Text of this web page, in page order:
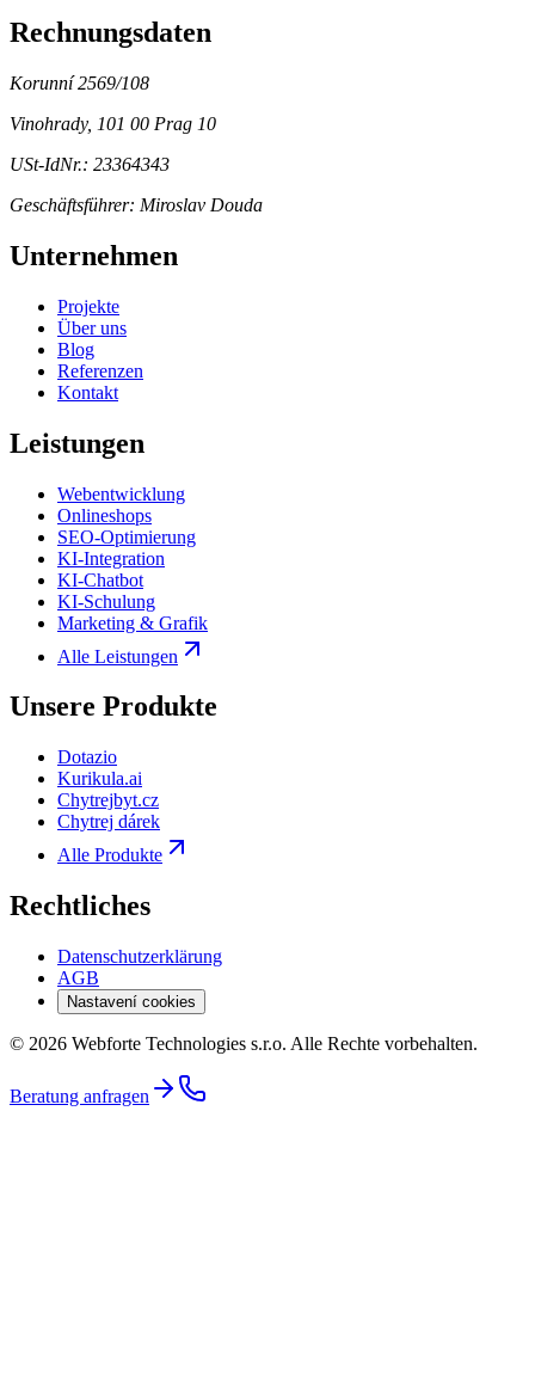
Rechnungsdaten
Korunní 2569/108
Vinohrady, 101 00 Prag 10
USt-IdNr.: 23364343
Geschäftsführer: Miroslav Douda
Unternehmen
Projekte
Über uns
Blog
Referenzen
Kontakt
Leistungen
Webentwicklung
Onlineshops
SEO-Optimierung
KI-Integration
KI-Chatbot
KI-Schulung
Marketing & Grafik
Alle Leistungen
Unsere Produkte
Dotazio
Kurikula.ai
Chytrejbyt.cz
Chytrej dárek
Alle Produkte
Rechtliches
Datenschutzerklärung
AGB
Nastavení cookies
© 2026 Webforte Technologies s.r.o. Alle Rechte vorbehalten.
Beratung anfragen